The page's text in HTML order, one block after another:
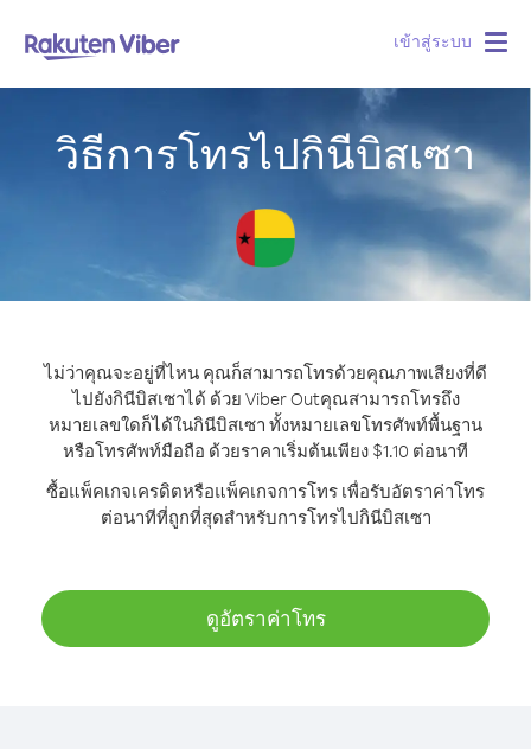
เข้าสู่ระบบ
วิธีการโทรไปกินีบิสเซา
ไม่ว่าคุณจะอยู่ที่ไหน คุณก็สามารถโทรด้วยคุณภาพเสียงที่ดี
ไปยังกินีบิสเซาได้ ด้วย Viber Outคุณสามารถโทรถึง
หมายเลขใดก็ได้ในกินีบิสเซา ทั้งหมายเลขโทรศัพท์พื้นฐาน
หรือโทรศัพท์มือถือ ด้วยราคาเริ่มต้นเพียง $1.10 ต่อนาที
ซื้อแพ็คเกจเครดิตหรือแพ็คเกจการโทร เพื่อรับอัตราค่าโทร
ต่อนาทีที่ถูกที่สุดสำหรับการโทรไปกินีบิสเซา
ดูอัตราค่าโทร